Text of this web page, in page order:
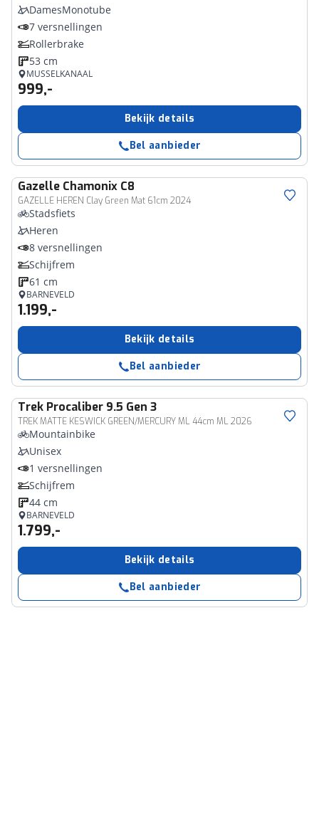
DamesMonotube
7 versnellingen
Rollerbrake
53 cm
MUSSELKANAAL
999,-
Bekijk details
Bel aanbieder
Gazelle Chamonix C8
GAZELLE HEREN Clay Green Mat 61cm 2024
Stadsfiets
Heren
8 versnellingen
Schijfrem
61 cm
BARNEVELD
1.199,-
Bekijk details
Bel aanbieder
Trek Procaliber 9.5 Gen 3
TREK MATTE KESWICK GREEN/MERCURY ML 44cm ML 2026
Mountainbike
Unisex
1 versnellingen
Schijfrem
44 cm
BARNEVELD
1.799,-
Bekijk details
Bel aanbieder